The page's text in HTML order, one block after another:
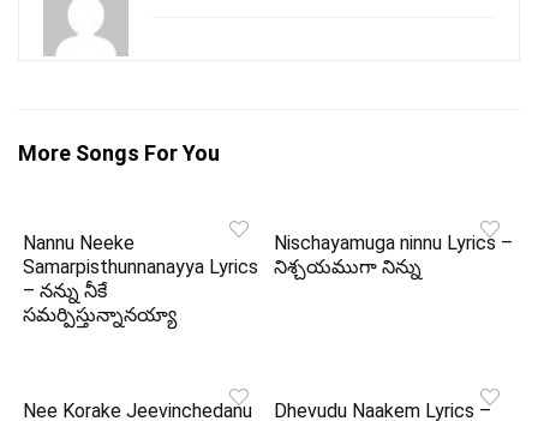
More Songs For You
Nannu Neeke
Samarpisthunnanayya Lyrics
– నన్ను నీకే
సమర్పిస్తున్నానయ్యా
Nischayamuga ninnu Lyrics –
నిశ్చయముగా నిన్ను
Nee Korake Jeevinchedanu
Dhevudu Naakem Lyrics –